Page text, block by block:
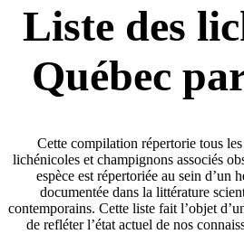
Liste des
Québec
Cette compilation répertorie tous
lichénicoles et champignons associés
espèce est répertoriée au sein d’un
documentée dans la littérature
contemporains. Cette liste fait l’objet
de refléter l’état actuel de nos